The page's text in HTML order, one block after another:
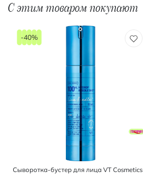
С этим товаром покупают
Сыворотка-бустер для лица VT Cosmetics
-40%